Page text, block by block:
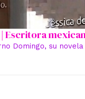
Escritora
Domingo, su